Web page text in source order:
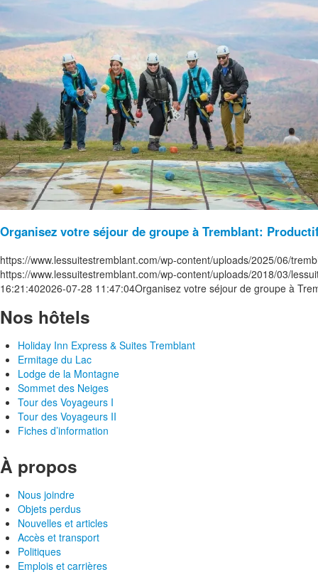
Organisez votre séjour de groupe à Tremblant:
https://www.lessuitestremblant.com/wp-content/uploads/2025/06/
https://www.lessuitestremblant.com/wp-content/uploads/2018/03/
16:21:402026-07-28 11:47:04Organisez votre séjour de groupe à
Nos hôtels
Holiday Inn Express & Suites Tremblant
Ermitage du Lac
Lodge de la Montagne
Sommet des Neiges
Tour des Voyageurs I
Tour des Voyageurs II
Fiches d’information
À propos
Nous joindre
Objets perdus
Nouvelles et articles
Accès et transport
Politiques
Emplois et carrières